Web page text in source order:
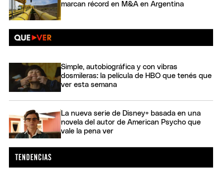
marcan récord en M&A en Argentina
Simple, autobiográfica y con vibras
dosmileras: la película de HBO que tenés que
ver esta semana
La nueva serie de Disney+ basada en una
novela del autor de American Psycho que
vale la pena ver